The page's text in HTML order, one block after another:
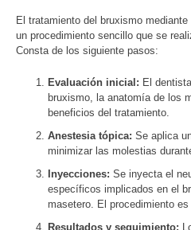
El tratamiento del bruxismo
un procedimiento sencillo que se
Consta de los siguiente pasos:
Evaluación inicial: El
bruxismo, la anatomía de los
beneficios del tratamiento.
Anestesia tópica: Se aplica
minimizar las molestias
Inyecciones: Se inyecta el
específicos implicados en el
masetero. El procedimiento
Resultados y seguimiento: